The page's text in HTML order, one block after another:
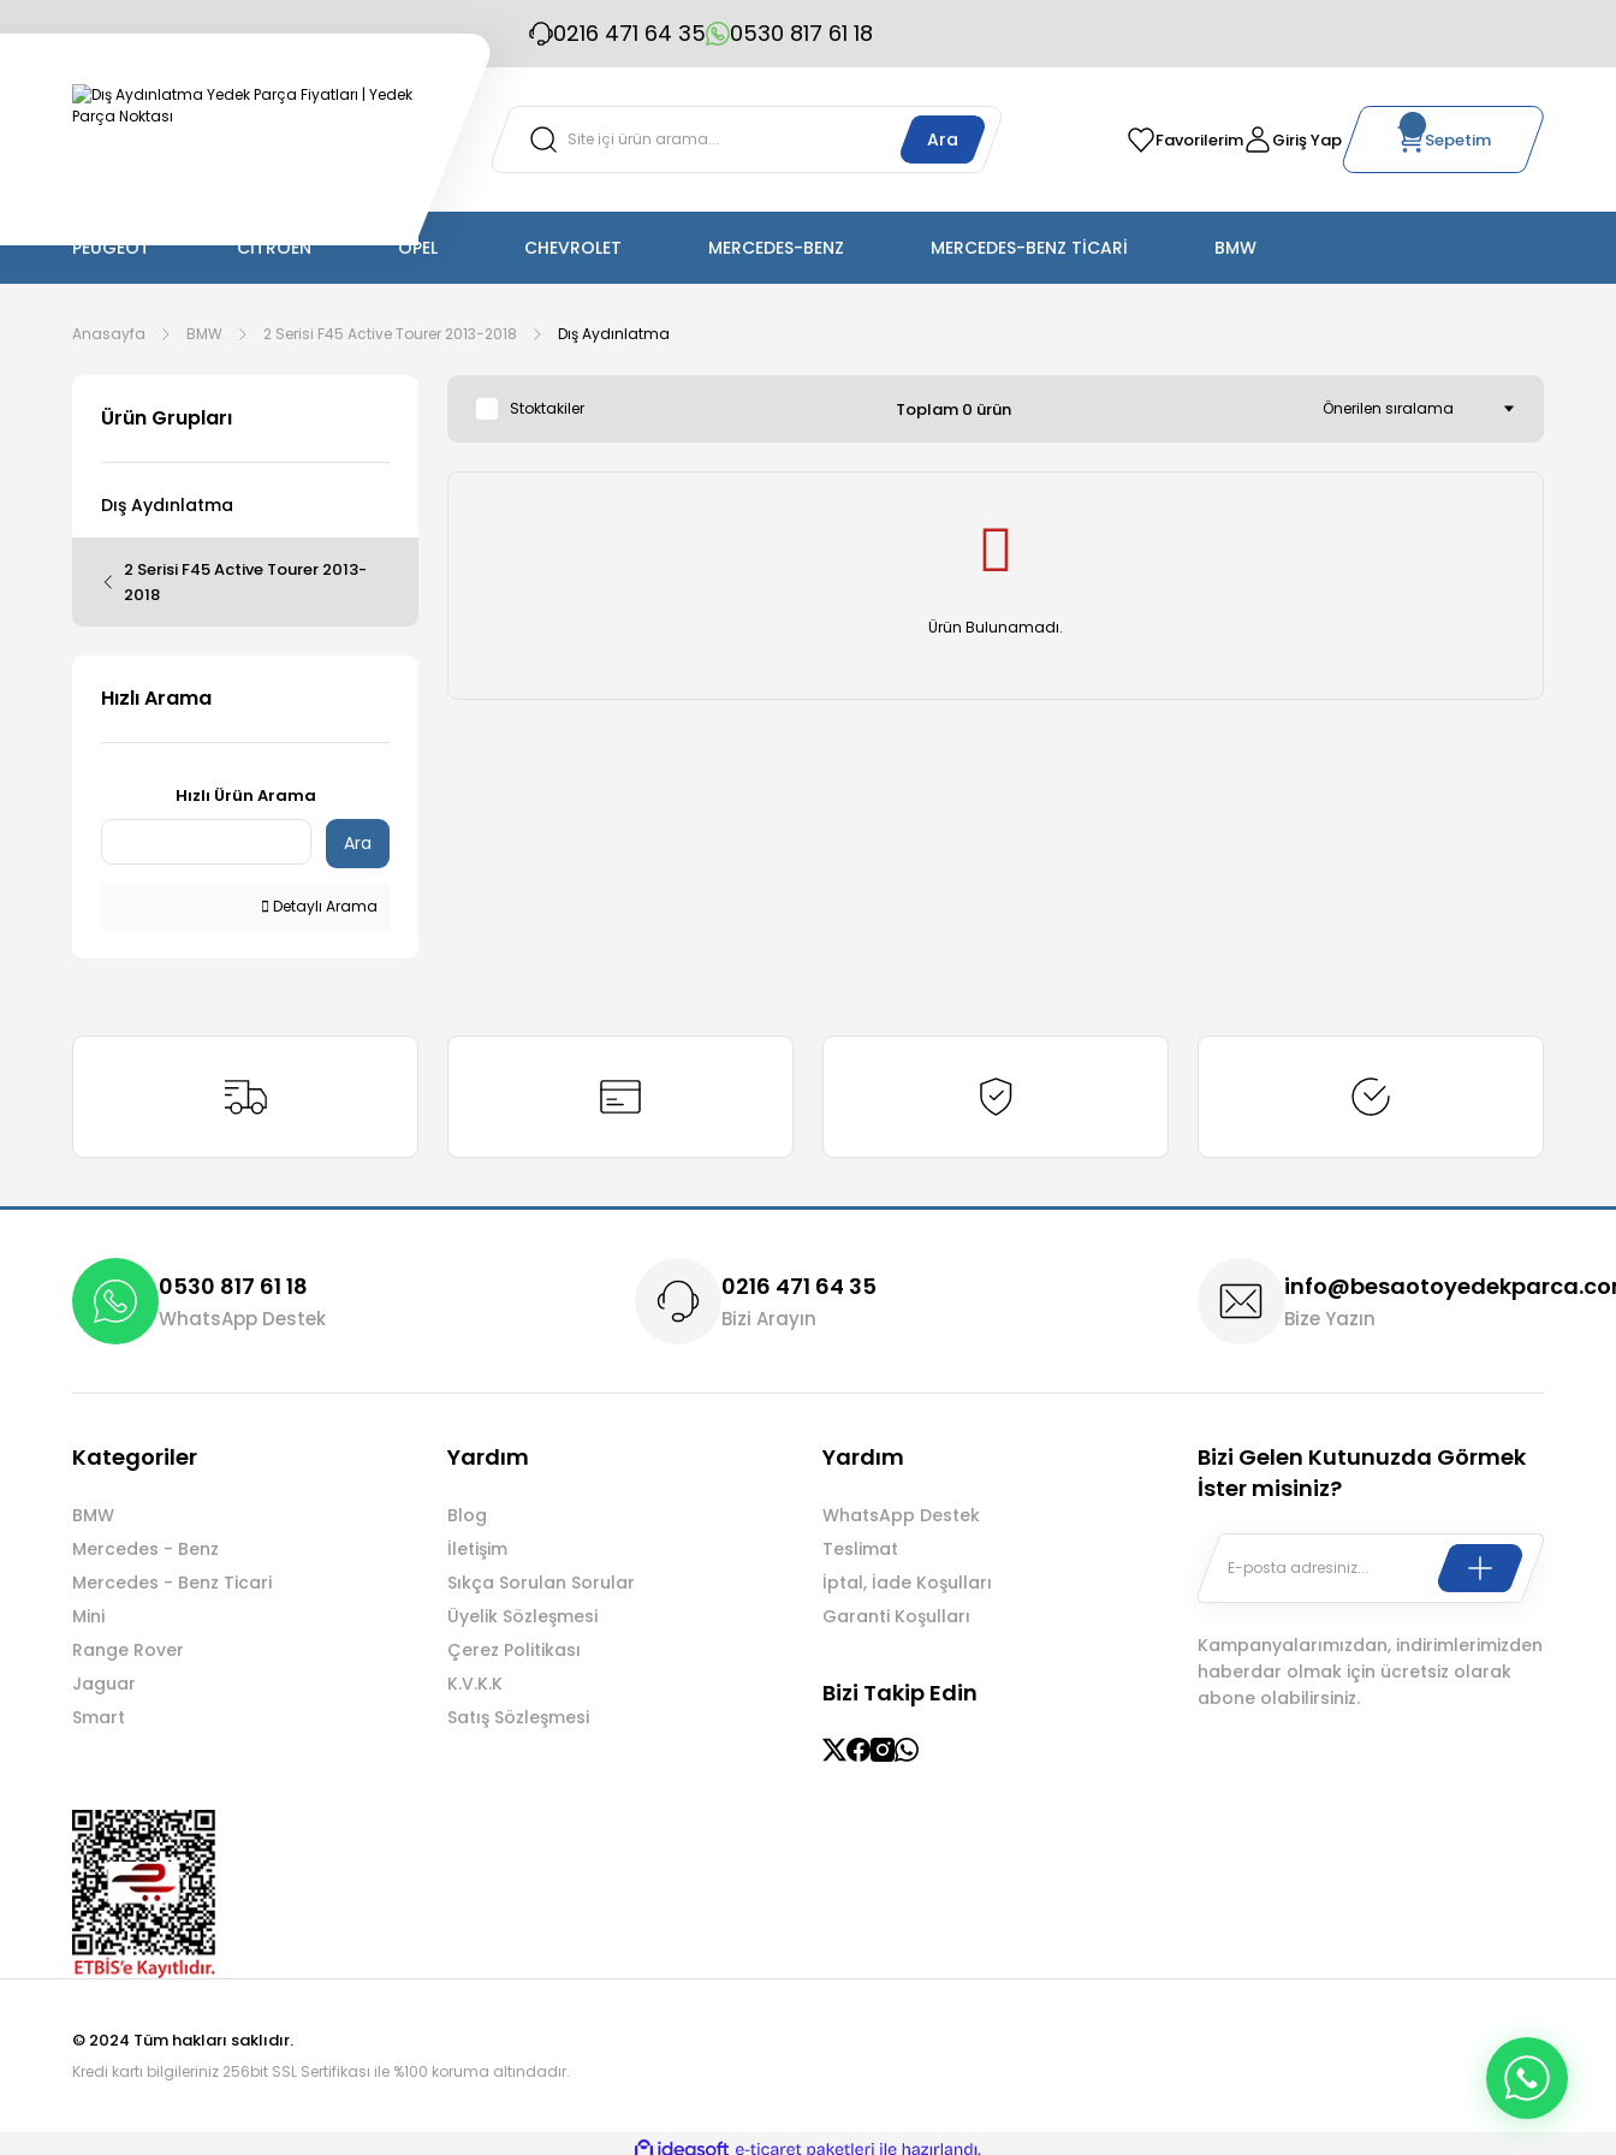
0216 471 64 35 0530 817 61 18
Ara Favorilerim Giriş Yap Sepetim
PEUGEOT CİTROEN OPEL CHEVROLET MERCEDES-BENZ MERCEDES-BENZ TİCARİ BMW
Anasayfa BMW 2 Serisi F45 Active Tourer 2013-2018 Dış Aydınlatma
Ürün Grupları
Dış Aydınlatma
2 Serisi F45 Active Tourer 2013-
2018
Hızlı Arama
Hızlı Ürün Arama
Ara
Detaylı Arama
Stoktakiler Toplam 0 ürün
Ürün Bulunamadı.
0530 817 61 18
WhatsApp Destek
0216 471 64 35
Bizi Arayın Bize Yazın
Kategoriler
BMW
Mercedes - Benz
Mercedes - Benz Ticari
Mini
Range Rover
Jaguar
Smart
Yardım
Blog
İletişim
Sıkça Sorulan Sorular
Üyelik Sözleşmesi
Çerez Politikası
K.V.K.K
Satış Sözleşmesi
Yardım
WhatsApp Destek
Teslimat
İptal, İade Koşulları
Garanti Koşulları
Bizi Takip Edin
Bizi Gelen Kutunuzda Görmek
İster misiniz?
Kampanyalarımızdan, indirimlerimizden
haberdar olmak için ücretsiz olarak
abone olabilirsiniz.
© 2024 Tüm hakları saklıdır.
Kredi kartı bilgileriniz 256bit SSL Sertifikası ile %100 koruma altındadır.
ideasoft e-